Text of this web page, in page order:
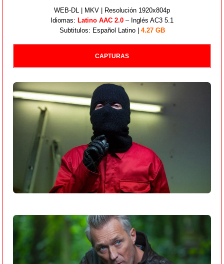
WEB-DL | MKV | Resolución 1920x804p
Idiomas: Latino AAC 2.0 – Inglés AC3 5.1
Subtitulos: Español Latino | 4.27 GB
CAPTURAS